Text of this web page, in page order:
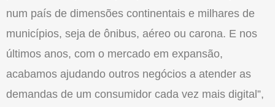
num país de dimensões continentais e milhares de
municípios, seja de ônibus, aéreo ou carona. E nos
últimos anos, com o mercado em expansão,
acabamos ajudando outros negócios a atender as
demandas de um consumidor cada vez mais digital”,